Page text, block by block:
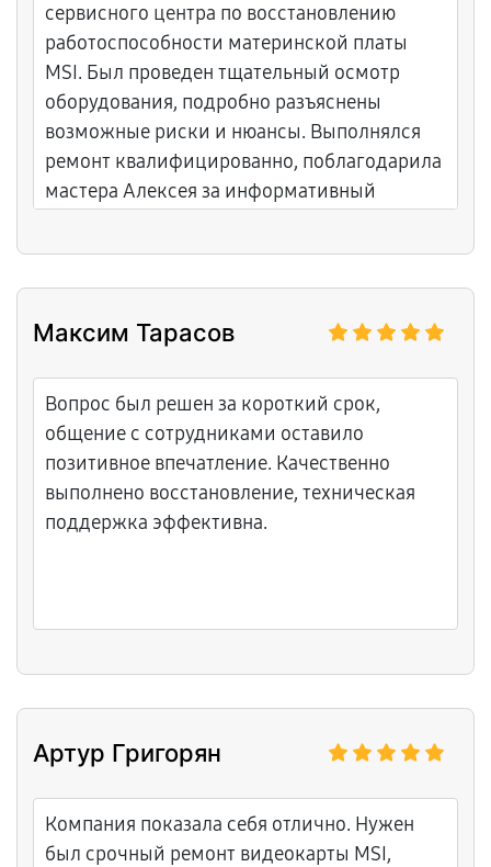
сервисного центра по восстановлению
работоспособности материнской платы
MSI. Был проведен тщательный осмотр
оборудования, подробно разъяснены
возможные риски и нюансы. Выполнялся
ремонт квалифицированно, поблагодарила
мастера Алексея за информативный
Максим Тарасов
Вопрос был решен за короткий срок,
общение с сотрудниками оставило
позитивное впечатление. Качественно
выполнено восстановление, техническая
поддержка эффективна.
Артур Григорян
Компания показала себя отлично. Нужен
был срочный ремонт видеокарты MSI,